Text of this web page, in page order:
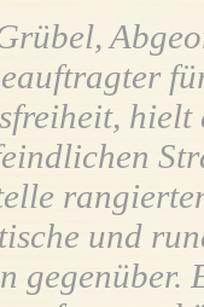
hielt
und
gegenüber.